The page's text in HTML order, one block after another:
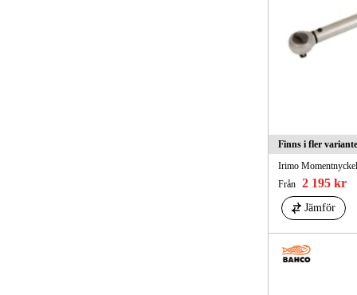
Finns i fler
Irimo
Från
2 195 kr
Jämför